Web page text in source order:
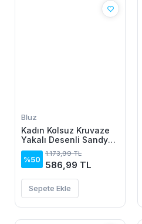
Bluz
Kadın Kolsuz Kruvaze
Yakalı Desenli Sandy
Bluz
%50
1.173,99 TL
586,99 TL
Sepete Ekle